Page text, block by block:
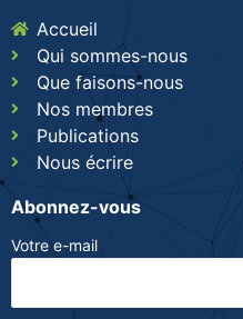
Accueil
Qui sommes-nous
Que faisons-nous
Nos membres
Publications
Nous écrire
Abonnez-vous
Votre e-mail